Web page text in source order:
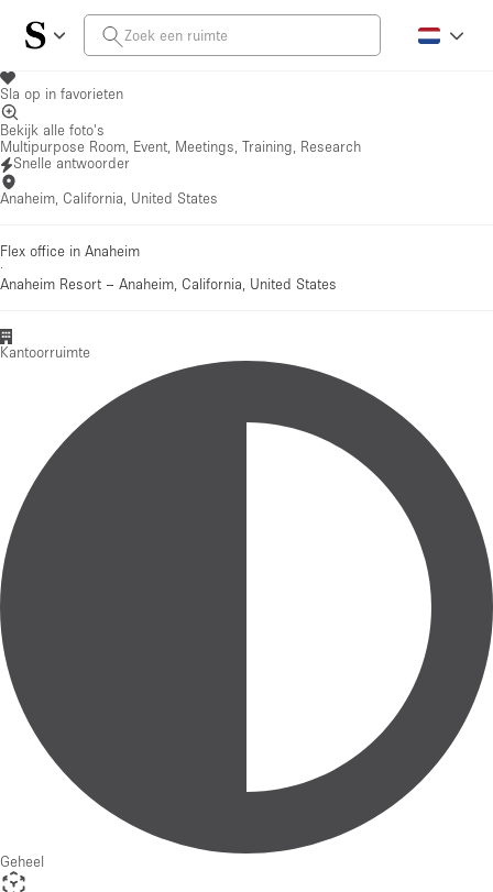
Sla op in favorieten
Bekijk alle foto's
Multipurpose Room, Event, Meetings, Training, Research
Snelle antwoorder
Anaheim, California, United States
Flex office in Anaheim
·
Anaheim Resort – Anaheim, California, United States
Kantoorruimte
Geheel